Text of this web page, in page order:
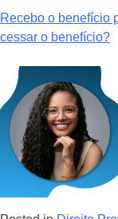
Recebo o benefício
cessar o benefício?